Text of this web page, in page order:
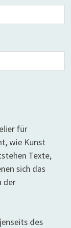
für
wie Kunst
Texte,
sich das
der
des